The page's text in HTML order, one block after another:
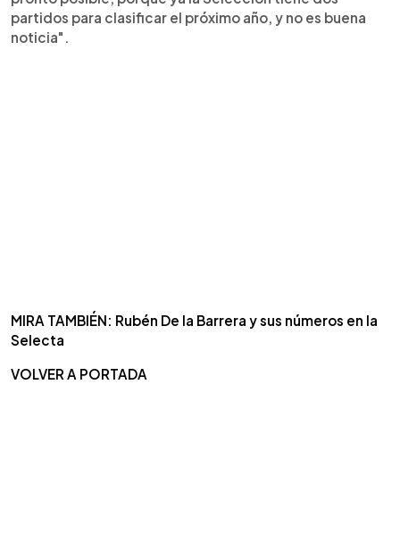
partidos para clasificar el próximo año, y no es buena
noticia".
MIRA TAMBIÉN: Rubén De la Barrera y sus números en la
Selecta
VOLVER A PORTADA